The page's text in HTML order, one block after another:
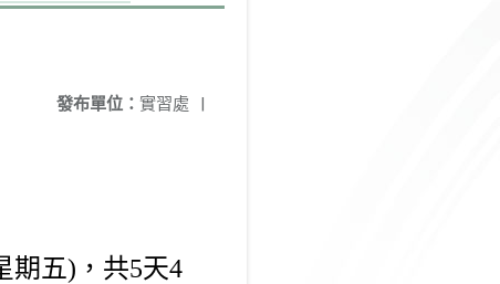
發布單位： 實習處 |
期五)，共5天4